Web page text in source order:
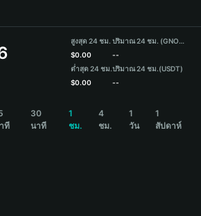
สูงสุด 24 ชม.
$0.00
ต่ำสุด 24 ชม.
$0.00
ปริมาณ 24 ชม. (GNOME)
--
ปริมาณ 24 ชม.(USDT)
--
ที
30
นาที
1
ชม.
4
ชม.
1
วัน
1
สัปดาห์